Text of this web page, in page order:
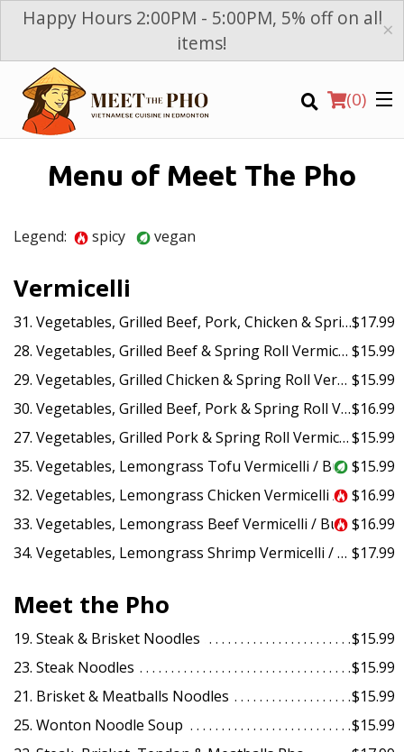
Happy Hours 2:00PM - 5:00PM, 5% off on all
items!
×
(0)
Order Online
Location
Login
CART (0)
Menu of Meet The Pho
Legend: spicy vegan
Vermicelli
31. Vegetables, Grilled Beef, Pork, Chicken & Spring Roll Vermicelli / Bún Thịt Bò, Heo, Gà Nướng & Chả Giò$17.99
28. Vegetables, Grilled Beef & Spring Roll Vermicelli / Bún Thịt Bò Nướng & Chả Giò $15.99
29. Vegetables, Grilled Chicken & Spring Roll Vermicelli / Bún Thịt Gà Nướng & Chả Giò $15.99
30. Vegetables, Grilled Beef, Pork & Spring Roll Vermicelli / Bún Thịt Bò - Heo Nướng & Chả Giò$16.99
27. Vegetables, Grilled Pork & Spring Roll Vermicelli / Bún Thịt Heo Nướng & Chả Giò$15.99
35. Vegetables, Lemongrass Tofu Vermicelli / Bún Tàu Hủ Xào Với Sả Ớt$15.99
32. Vegetables, Lemongrass Chicken Vermicelli / Bún Thịt Gà Xào Với Xả Ớt$16.99
33. Vegetables, Lemongrass Beef Vermicelli / Bún Thịt Bò Xào Với Xả Ớt$16.99
34. Vegetables, Lemongrass Shrimp Vermicelli / Bún Tôm Xào Với Sả Ớt $17.99
Meet the Pho
19. Steak & Brisket Noodles
$15.99
23. Steak Noodles
$15.99
21. Brisket & Meatballs Noodles
$15.99
25. Wonton Noodle Soup
$15.99